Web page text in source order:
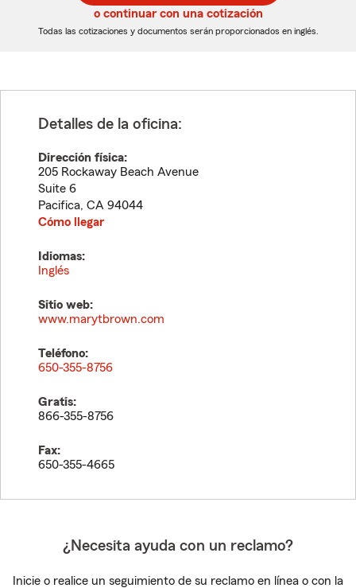
5
dígitos
5
dígitos
o continuar con una cotización
Todas las cotizaciones y documentos serán proporcionados en inglés.
Detalles de la oficina:
Dirección física:
205 Rockaway Beach Avenue
Suite 6
Pacifica, CA 94044
Cómo llegar
Idiomas:
Inglés
Sitio web:
www.marytbrown.com
Teléfono:
650-355-8756
Gratis:
866-355-8756
Fax:
650-355-4665
¿Necesita ayuda con un reclamo?
Inicie o realice un seguimiento de su reclamo en línea o con la